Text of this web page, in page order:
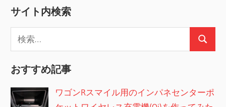
サイト内検索
索:
検
おすすめ記事
ワゴンRスマイル用のインパネセンターポ